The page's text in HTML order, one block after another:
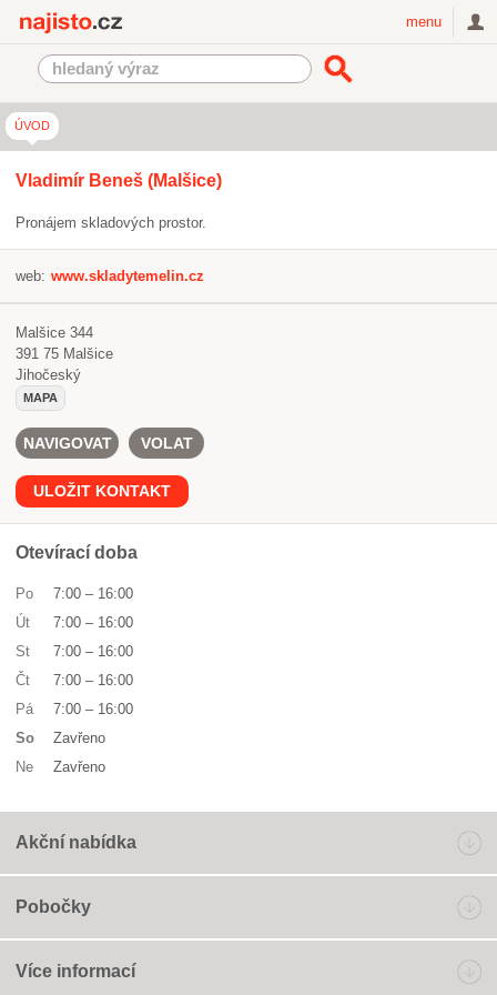
menu
ÚVOD
Vladimír Beneš (Malšice)
Pronájem skladových prostor.
web: www.skladytemelin.cz
Malšice 344
391 75 Malšice
Jihočeský
MAPA
NAVIGOVAT VOLAT
ULOŽIT KONTAKT
Otevírací doba
Po 7:00 – 16:00
Út
7:00 – 16:00
St
7:00 – 16:00
Čt
7:00 – 16:00
Pá
7:00 – 16:00
So
Zavřeno
Ne
Zavřeno
Akční nabídka
Pobočky
Více informací